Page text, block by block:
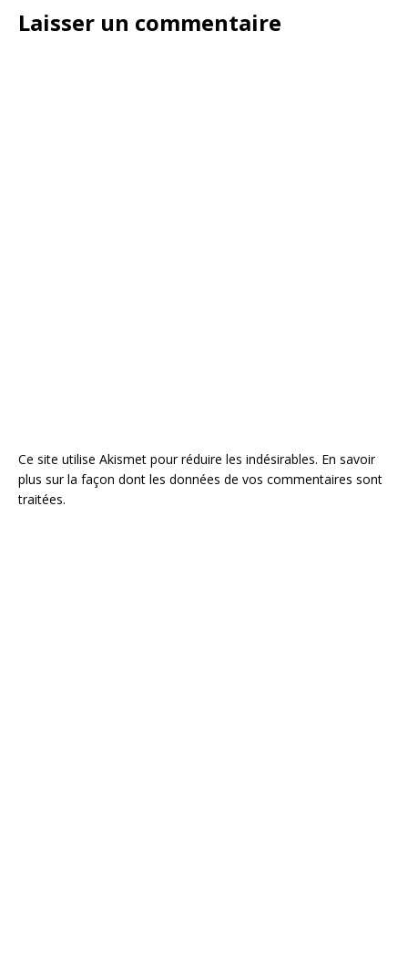
Laisser un commentaire
Ce site utilise Akismet pour réduire les indésirables. En savoir
plus sur la façon dont les données de vos commentaires sont
traitées.